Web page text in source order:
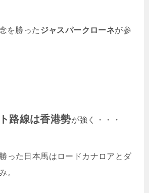
を勝ったジャスパークローネが参
路線は香港勢が強く・・・
った日本馬はロードカナロアとダ
。